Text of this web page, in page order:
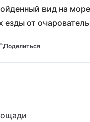
вид на
езды от
абсолютную
и популярным
парк Биоково
воздухе —
Далматией.
Поделиться